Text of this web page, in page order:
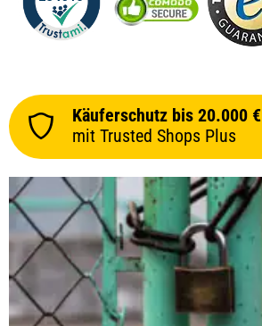
Käuferschutz bis 20.000 €
mit Trusted Shops Plus